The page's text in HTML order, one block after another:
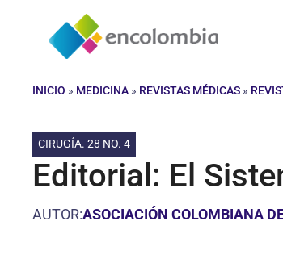
contenido
INICIO » MEDICINA » REVISTAS MÉDICAS »
CIRUGÍA. 28 NO. 4
Editorial: El
AUTOR:ASOCIACIÓN COLOMBIANA